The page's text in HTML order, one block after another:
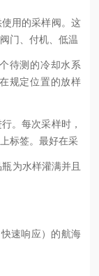
用的采样阀。这
门、付机、低温
待测的冷却水系
规定位置的放样
。每次采样时，
标签。最好在采
为水样灌满并且
速响应）的航海